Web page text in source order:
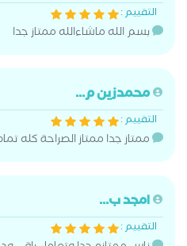
التقييم :
بسم الله ماشاءالله ممتاز جدا
محمدزين م...
التقييم :
ممتاز جدا ممتاز الصراحة كله
امجد ب...
التقييم :